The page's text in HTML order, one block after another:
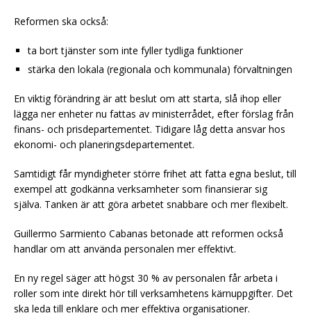
Reformen ska också:
ta bort tjänster som inte fyller tydliga funktioner
stärka den lokala (regionala och kommunala) förvaltningen
En viktig förändring är att beslut om att starta, slå ihop eller
lägga ner enheter nu fattas av ministerrådet, efter förslag från
finans- och prisdepartementet. Tidigare låg detta ansvar hos
ekonomi- och planeringsdepartementet.
Samtidigt får myndigheter större frihet att fatta egna beslut, till
exempel att godkänna verksamheter som finansierar sig
själva. Tanken är att göra arbetet snabbare och mer flexibelt.
Guillermo Sarmiento Cabanas betonade att reformen också
handlar om att använda personalen mer effektivt.
En ny regel säger att högst 30 % av personalen får arbeta i
roller som inte direkt hör till verksamhetens kärnuppgifter. Det
ska leda till enklare och mer effektiva organisationer.